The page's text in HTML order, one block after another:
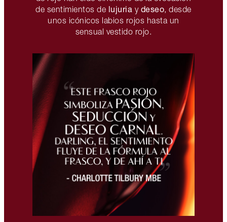
de sentimientos de lujuria y deseo, desde
unos icónicos labios rojos hasta un
sensual vestido rojo.